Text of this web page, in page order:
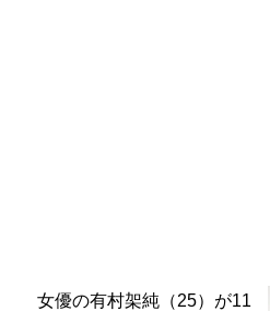
女優の有村架純（25）が11